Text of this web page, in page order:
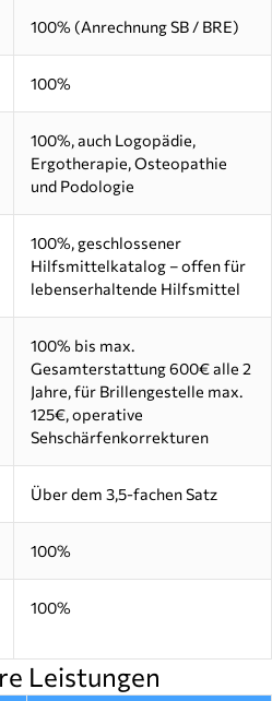
100% (Anrechnung SB / BRE)
100%
100%, auch Logopädie,
Ergotherapie, Osteopathie
und Podologie
100%, geschlossener
Hilfsmittelkatalog – offen für
lebenserhaltende Hilfsmittel
100% bis max.
Gesamterstattung 600€ alle 2
Jahre, für Brillengestelle max.
125€, operative
Sehschärfenkorrekturen
Über dem 3,5-fachen Satz
100%
100%
Leistungen